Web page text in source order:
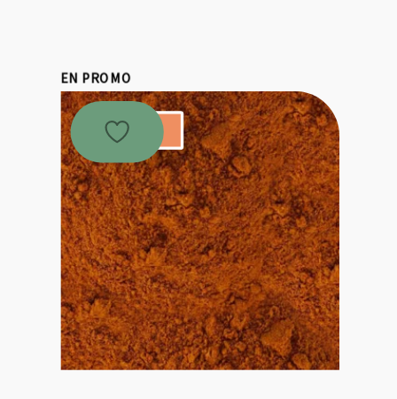
EN PROMO
Promo !